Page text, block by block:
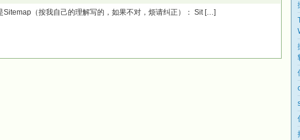
Sitemap（按我自己的理解写的，如果不对，烦请纠正）： Sit […]